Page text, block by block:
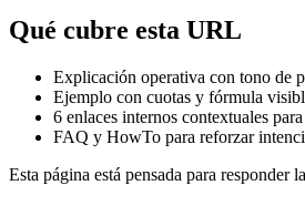
Qué cubre esta URL
Explicación operativa con tono de
Ejemplo con cuotas y fórmula
6 enlaces internos contextuales
FAQ y HowTo para reforzar
Esta página está pensada para